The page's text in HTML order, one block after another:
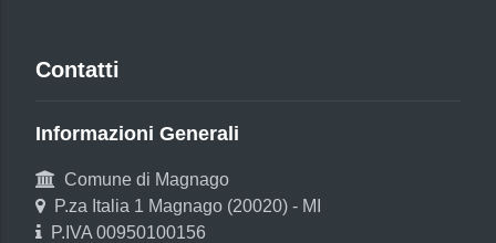
Contatti
Informazioni Generali
Comune di Magnago
P.za Italia 1 Magnago (20020) - MI
P.IVA 00950100156